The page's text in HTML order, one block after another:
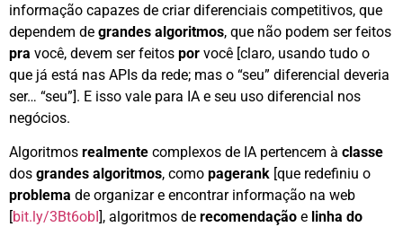
informação capazes de criar diferenciais competitivos, que
dependem de grandes algoritmos, que não podem ser feitos
pra você, devem ser feitos por você [claro, usando tudo o
que já está nas APIs da rede; mas o “seu” diferencial deveria
ser… “seu”]. E isso vale para IA e seu uso diferencial nos
negócios.
Algoritmos realmente complexos de IA pertencem à classe
dos grandes algoritmos, como pagerank [que redefiniu o
problema de organizar e encontrar informação na web
[bit.ly/3Bt6obI], algoritmos de recomendação e linha do